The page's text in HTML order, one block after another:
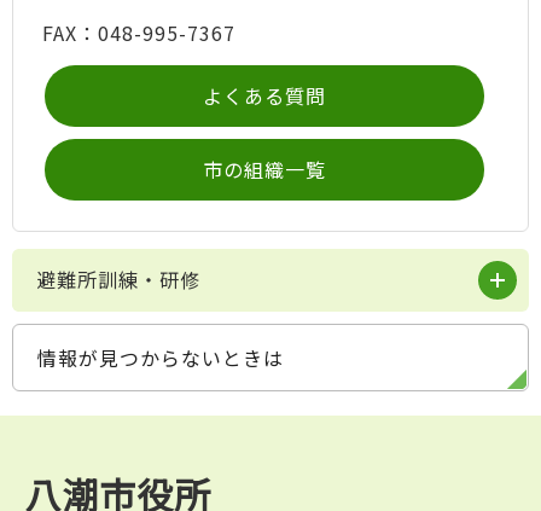
FAX：048-995-7367
よくある質問
市の組織一覧
避難所訓練・研修
情報が見つからないときは
八潮市役所